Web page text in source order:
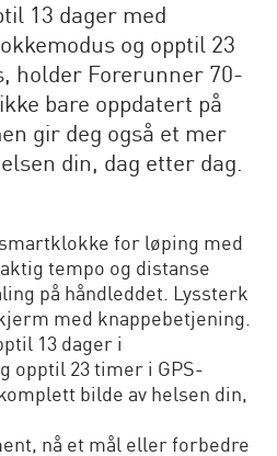
13 dager med
og opptil 23
holder Forerunner 70-
bare oppdatert på
gir deg også et mer
din, dag etter dag.
for løping med
tempo og distanse
på håndleddet. Lyssterk
med knappebetjening.
13 dager i
opptil 23 timer i GPS-
bilde av helsen din,
nå et mål eller forbedre